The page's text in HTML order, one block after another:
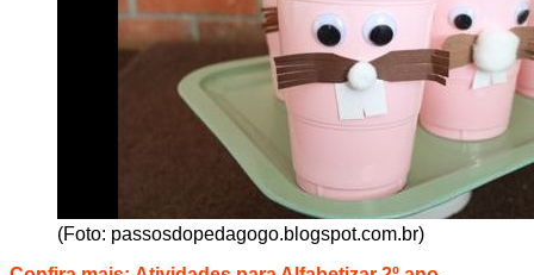
(Foto: passosdopedagogo.blogspot.com.br)